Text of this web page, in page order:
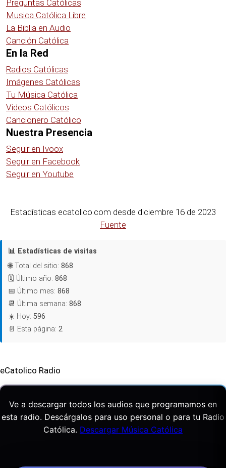
Preguntas Católicas
Musica Católica Libre
La Biblia en Audio
Canción Católica
En la Red
Radios Católicas
Imágenes Católicas
Tu Música Católica
Videos Católicos
Cancionero Católico
Nuestra Presencia
Seguir en Ivoox
Seguir en Facebook
Seguir en Youtube
Estadísticas ecatolico.com desde diciembre 16 de 2023
Fuente
📊 Estadísticas de visitas
🌐 Total del sitio: 868
🗓️ Último año: 868
📅 Último mes: 868
📆 Última semana: 868
☀️ Hoy: 596
📄 Esta página: 2
eCatolico Radio